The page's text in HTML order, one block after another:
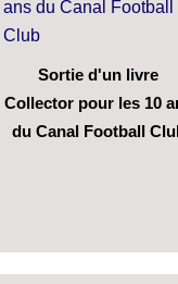
Sortie d'un livre
Collector pour les 10
du Canal Football